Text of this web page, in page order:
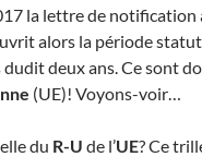
la lettre de notification
alors la période
deux ans. Ce sont
(UE)! Voyons-voir…
du R-U de l’UE? Ce